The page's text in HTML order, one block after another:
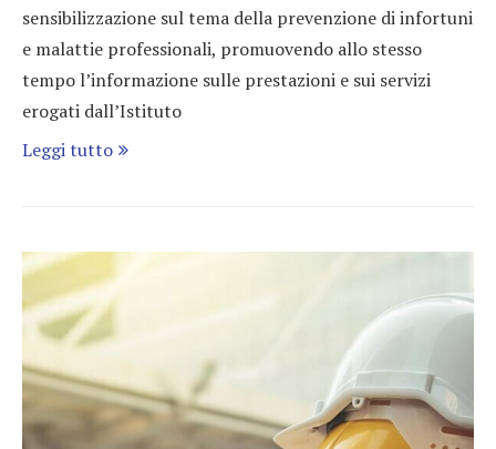
sensibilizzazione sul tema della prevenzione di infortuni
e malattie professionali, promuovendo allo stesso
tempo l’informazione sulle prestazioni e sui servizi
erogati dall’Istituto
Leggi tutto